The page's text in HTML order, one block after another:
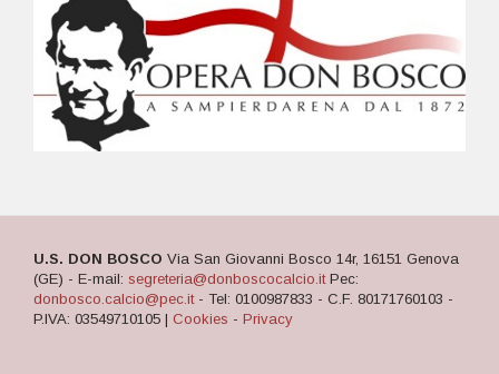
U.S. DON BOSCO Via San Giovanni Bosco 14r, 16151 Genova
(GE) - E-mail: segreteria@donboscocalcio.itPec:
donbosco.calcio@pec.it- Tel: 0100987833 - C.F. 80171760103 -
P.IVA: 03549710105 | Cookies - Privacy